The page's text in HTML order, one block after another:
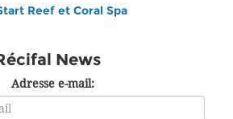
Reef et Coral Spa
News
Adresse e-mail: